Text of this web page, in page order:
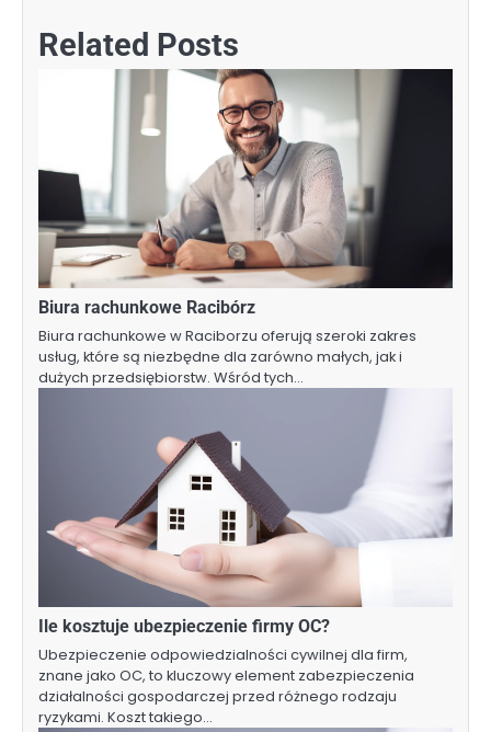
Related Posts
Biura rachunkowe Racibórz
Biura rachunkowe w Raciborzu oferują szeroki zakres
usług, które są niezbędne dla zarówno małych, jak i
dużych przedsiębiorstw. Wśród tych…
Ile kosztuje ubezpieczenie firmy OC?
Ubezpieczenie odpowiedzialności cywilnej dla firm,
znane jako OC, to kluczowy element zabezpieczenia
działalności gospodarczej przed różnego rodzaju
ryzykami. Koszt takiego…